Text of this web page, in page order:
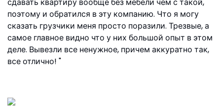
поэтому и обратился в эту компанию. Что я могу
сказать грузчики меня просто поразили. Трезвые, а
самое главное видно что у них большой опыт в этом
деле. Вывезли все ненужное, причем аккуратно так,
все отлично!